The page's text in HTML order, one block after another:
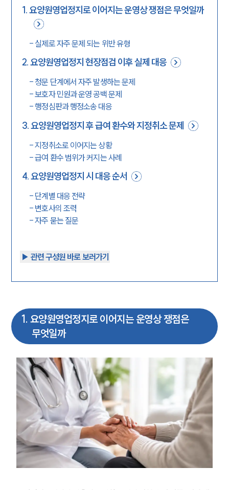
1.요양원영업정지로 이어지는 운영상 쟁점은 무엇일까
-실제로 자주 문제 되는 위반 유형
2.요양원영업정지 현장점검 이후 실제 대응
-청문 단계에서 자주 발생하는 문제
-보호자 민원과 운영 공백 문제
-행정심판과 행정소송 대응
3.요양원영업정지 후 급여 환수와 지정취소 문제
-지정취소로 이어지는 상황
-급여 환수 범위가 커지는 사례
4.요양원영업정지 시 대응 순서
- 단계별 대응 전략
- 변호사의 조력
-자주 묻는 질문
▶︎ 관련 구성원 바로 보러가기
1. 요양원영업정지로 이어지는 운영상 쟁점은
무엇일까